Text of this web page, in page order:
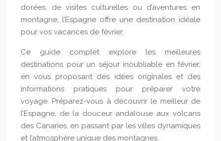
dorées, de visites culturelles ou d’aventures en
montagne, l’Espagne offre une destination idéale
pour vos vacances de février.
Ce guide complet explore les meilleures
destinations pour un séjour inoubliable en février,
en vous proposant des idées originales et des
informations pratiques pour préparer votre
voyage. Préparez-vous à découvrir le meilleur de
l’Espagne, de la douceur andalouse aux volcans
des Canaries, en passant par les villes dynamiques
et l’atmosphère unique des montagnes.